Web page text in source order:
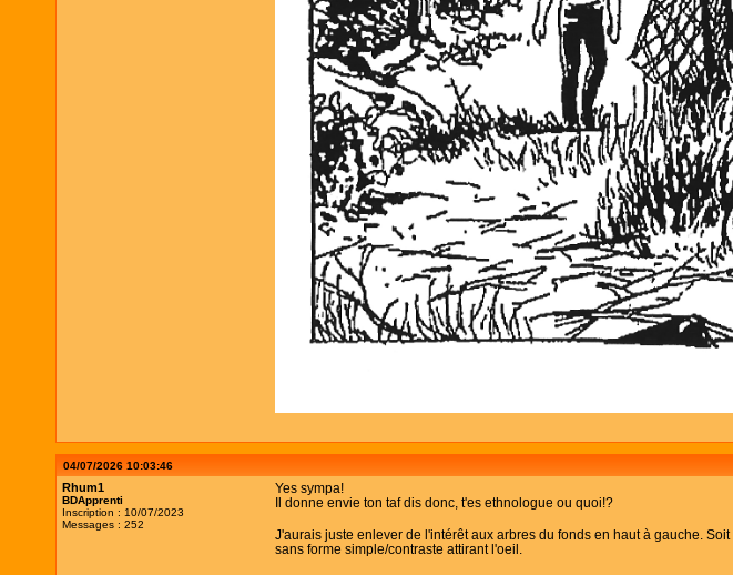
04/07/2026 10:03:46
Rhum1
BDApprenti
Inscription : 10/07/2023
Messages : 252
Yes sympa!
Il donne envie ton taf dis donc, t'es ethnologue ou quoi!?
J'aurais juste enlever de l'intérêt aux arbres du fonds en haut à gauche.
sans forme simple/contraste attirant l'oeil.